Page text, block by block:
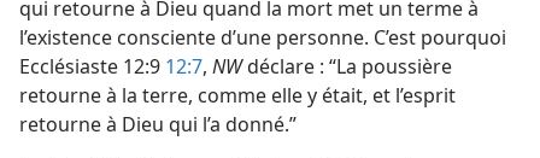
qui retourne à Dieu quand la mort met un terme à
l’existence consciente d’une personne. C’est pourquoi
Ecclésiaste 12:9 12:7, NWdéclare : “La poussière
retourne à la terre, comme elle y était, et l’esprit
retourne à Dieu qui l’a donné.”